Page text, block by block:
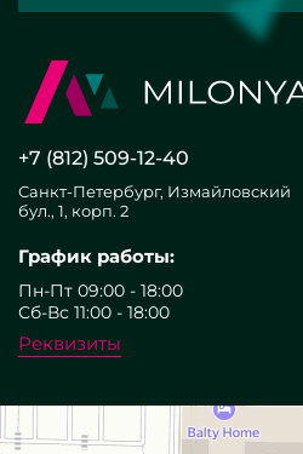
+7 (812) 509-12-40
Санкт-Петербург, Измайловский
бул., 1, корп. 2
График работы:
Пн-Пт 09:00 - 18:00
Сб-Вс 11:00 - 18:00
Реквизиты